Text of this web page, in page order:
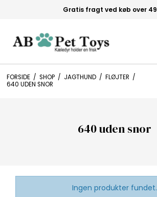
FORSIDE / SHOP / JAGTHUND / FLØJTER /
640 UDEN SNOR
640 uden snor
Ingen produkter fundet.